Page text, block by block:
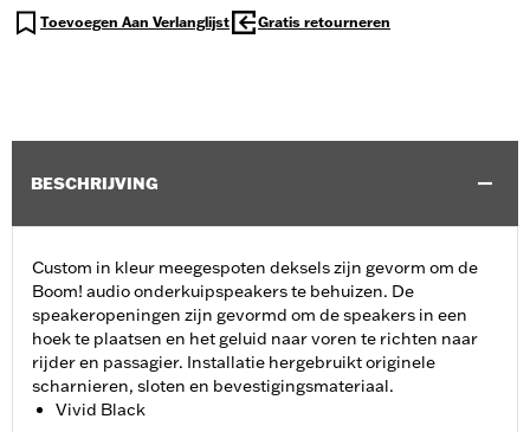
Toevoegen Aan Verlanglijst Gratis retourneren
BESCHRIJVING
Custom in kleur meegespoten deksels zijn gevorm om de
Boom! audio onderkuipspeakers te behuizen. De
speakeropeningen zijn gevormd om de speakers in een
hoek te plaatsen en het geluid naar voren te richten naar
rijder en passagier. Installatie hergebruikt originele
scharnieren, sloten en bevestigingsmateriaal.
Vivid Black